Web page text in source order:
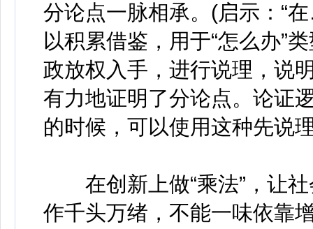
分论点一脉相承。(启示：
以积累借鉴，用于“怎么办”
政放权入手，进行说理，说
有力地证明了分论点。论证
的时候，可以使用这种先说
在创新上做“乘法”，让社
作千头万绪，不能一味依靠